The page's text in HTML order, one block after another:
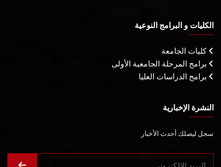
الكليات و البرامج النوعية
كليات الجامعة
برامج المرحلة الجامعية الأولى
برامج الدراسات العليا
النشرة الإخبارية
سجل ليصلك أحدث الأخبار